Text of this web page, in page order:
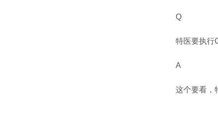
Q
特医要执行
A
这个要看，